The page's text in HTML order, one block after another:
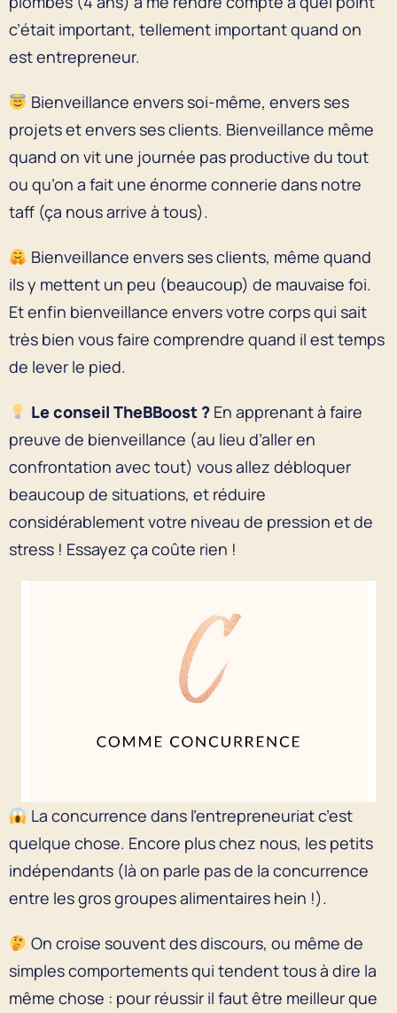
c’était important, tellement important quand on
est entrepreneur.
Bienveillance envers soi-même, envers ses
projets et envers ses clients. Bienveillance même
quand on vit une journée pas productive du tout
ou qu’on a fait une énorme connerie dans notre
taff (ça nous arrive à tous).
Bienveillance envers ses clients, même quand
ils y mettent un peu (beaucoup) de mauvaise foi.
Et enfin bienveillance envers votre corps qui sait
très bien vous faire comprendre quand il est temps
de lever le pied.
Le conseil TheBBoost ?En apprenant à faire
preuve de bienveillance (au lieu d’aller en
confrontation avec tout) vous allez débloquer
beaucoup de situations, et réduire
considérablement votre niveau de pression et de
stress ! Essayez ça coûte rien !
La concurrence dans l’entrepreneuriat c’est
quelque chose. Encore plus chez nous, les petits
indépendants (là on parle pas de la concurrence
entre les gros groupes alimentaires hein !).
On croise souvent des discours, ou même de
simples comportements qui tendent tous à dire la
même chose : pour réussir il faut être meilleur que